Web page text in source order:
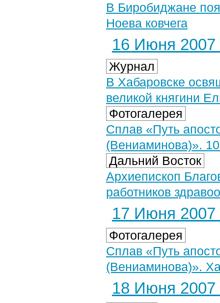
В Биробиджане
Ноева ковчега
16 Июня 2007
Журнал
В Хабаровске
великой княгини
Фотогалерея
Сплав «Путь
(Вениаминова)».
Дальний Восток
Архиепископ
работников
17 Июня 2007
Фотогалерея
Сплав «Путь
(Вениаминова)».
18 Июня 2007